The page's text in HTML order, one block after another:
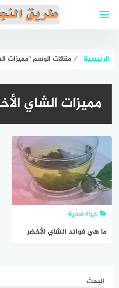
الرئيسية ⁄ مقالات الوسم "مميزات
مميزات الشاي
حياة صحية
ما هي فوائد الشاي الأخضر
البحث